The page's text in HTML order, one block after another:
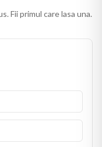
casei, pe orice
usoara. Perna
de folosit imediat
culori vii si
Fii primul care lasa una.